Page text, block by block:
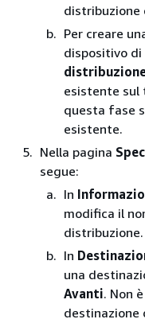
distribuzione
Per creare
dispositivo di
esistente sul
questa fase
esistente.
Nella pagina
segue:
In
modifica il
distribuzione.
In
una
Avanti. Non
destinazione